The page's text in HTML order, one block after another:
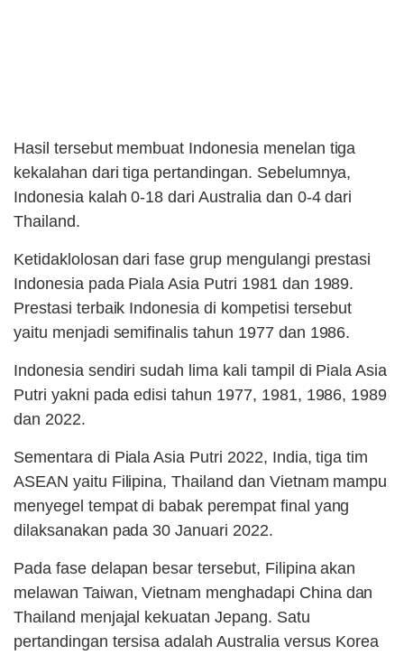
Hasil tersebut membuat Indonesia menelan tiga
kekalahan dari tiga pertandingan. Sebelumnya,
Indonesia kalah 0-18 dari Australia dan 0-4 dari
Thailand.
Ketidaklolosan dari fase grup mengulangi prestasi
Indonesia pada Piala Asia Putri 1981 dan 1989.
Prestasi terbaik Indonesia di kompetisi tersebut
yaitu menjadi semifinalis tahun 1977 dan 1986.
Indonesia sendiri sudah lima kali tampil di Piala Asia
Putri yakni pada edisi tahun 1977, 1981, 1986, 1989
dan 2022.
Sementara di Piala Asia Putri 2022, India, tiga tim
ASEAN yaitu Filipina, Thailand dan Vietnam mampu
menyegel tempat di babak perempat final yang
dilaksanakan pada 30 Januari 2022.
Pada fase delapan besar tersebut, Filipina akan
melawan Taiwan, Vietnam menghadapi China dan
Thailand menjajal kekuatan Jepang. Satu
pertandingan tersisa adalah Australia versus Korea